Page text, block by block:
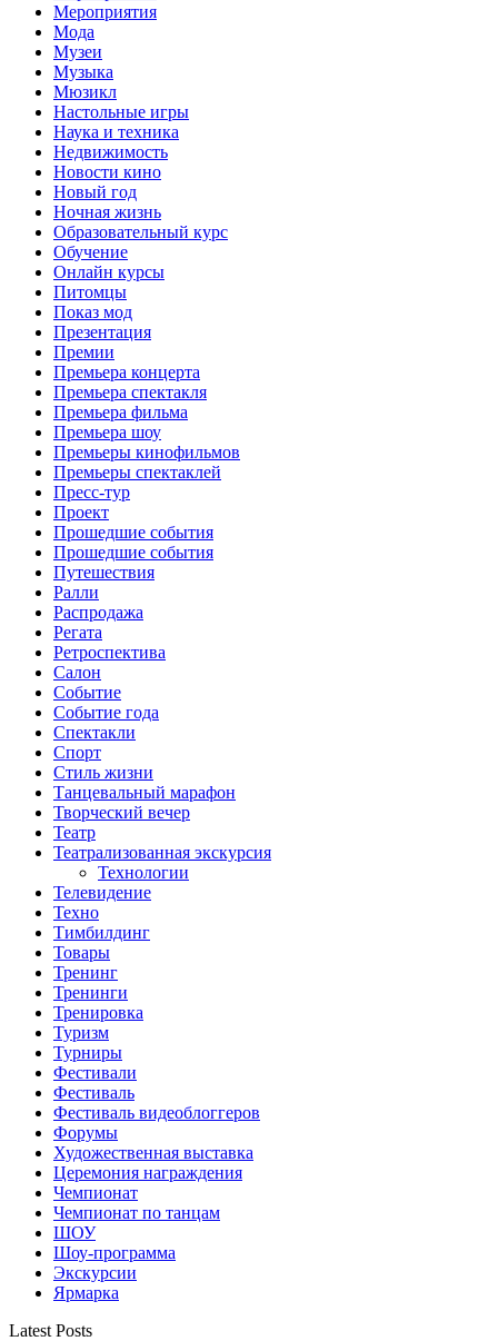
Мероприятия
Мода
Музеи
Музыка
Мюзикл
Настольные игры
Наука и техника
Недвижимость
Новости кино
Новый год
Ночная жизнь
Образовательный курс
Обучение
Онлайн курсы
Питомцы
Показ мод
Презентация
Премии
Премьера концерта
Премьера спектакля
Премьера фильма
Премьера шоу
Премьеры кинофильмов
Премьеры спектаклей
Пресс-тур
Проект
Прошедшие события
Прошедшие события
Путешествия
Ралли
Распродажа
Регата
Ретроспектива
Салон
Событие
Событие года
Спектакли
Спорт
Стиль жизни
Танцевальный марафон
Творческий вечер
Театр
Театрализованная экскурсия
Технологии
Телевидение
Техно
Тимбилдинг
Товары
Тренинг
Тренинги
Тренировка
Туризм
Турниры
Фестивали
Фестиваль
Фестиваль видеоблоггеров
Форумы
Художественная выставка
Церемония награждения
Чемпионат
Чемпионат по танцам
ШОУ
Шоу-программа
Экскурсии
Ярмарка
Latest Posts